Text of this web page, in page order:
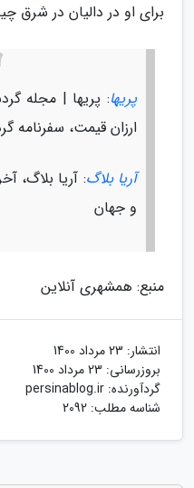
برای او در دالیان در شرق
پریها: پریها | مجله
ارزان قیمت، سفرنامه
آریا بلاگ: آریا بلاگ،
و جهان
منبع: همشهری آنلاین
انتشار: 23 مرداد 1400
بروزرسانی: 23 مرداد 1400
گردآورنده: persinablog.ir
شناسه مطلب: 2092